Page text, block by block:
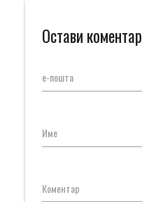
Остави коментар
е-пошта
Име
Коментар